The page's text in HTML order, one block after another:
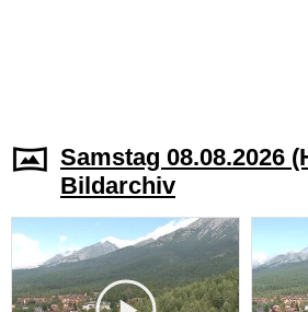
Samstag 08.08.2026
Bildarchiv